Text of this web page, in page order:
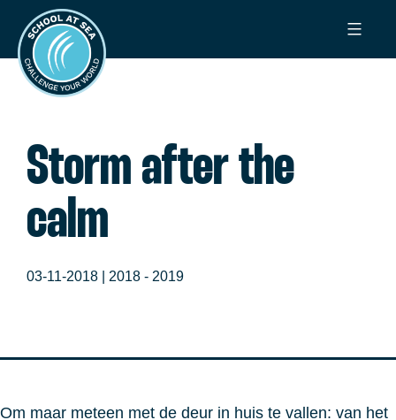
naar
inhoud
School
at
Sea
Storm after the
calm
03-11-2018 | 2018 - 2019
Om maar meteen met de deur in huis te vallen: van het